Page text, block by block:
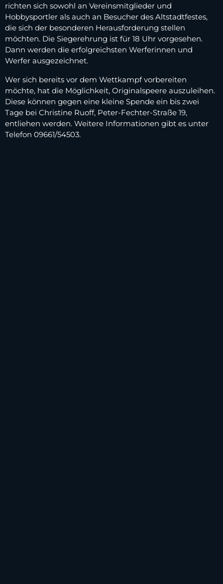
richten sich sowohl an Vereinsmitglieder und
Hobbysportler als auch an Besucher des Altstadtfestes,
die sich der besonderen Herausforderung stellen
möchten. Die Siegerehrung ist für 18 Uhr vorgesehen.
Dann werden die erfolgreichsten Werferinnen und
Werfer ausgezeichnet.
Wer sich bereits vor dem Wettkampf vorbereiten
möchte, hat die Möglichkeit, Originalspeere auszuleihen.
Diese können gegen eine kleine Spende ein bis zwei
Tage bei Christine Ruoff, Peter-Fechter-Straße 19,
entliehen werden. Weitere Informationen gibt es unter
Telefon 09661/54503.